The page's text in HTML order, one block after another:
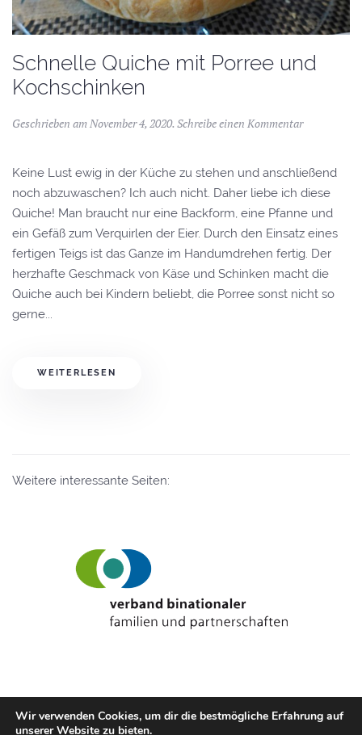
Schnelle Quiche mit Porree und
Kochschinken
Geschrieben amNovember 4, 2020. Schreibe einen Kommentar
Keine Lust ewig in der Küche zu stehen und anschließend
noch abzuwaschen? Ich auch nicht. Daher liebe ich diese
Quiche! Man braucht nur eine Backform, eine Pfanne und
ein Gefäß zum Verquirlen der Eier. Durch den Einsatz eines
fertigen Teigs ist das Ganze im Handumdrehen fertig. Der
herzhafte Geschmack von Käse und Schinken macht die
Quiche auch bei Kindern beliebt, die Porree sonst nicht so
gerne...
WEITERLESEN
Weitere interessante Seiten:
Wir verwenden Cookies, um dir die bestmögliche Erfahrung auf
unserer Website zu bieten.